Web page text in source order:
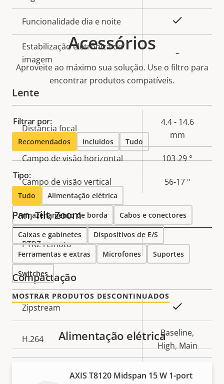
Funcionalidade dia e noite
Estabilização eletrônica de
imagem
–
Lente
Descrição
da
propriedade
propriedade
Distância focal
4.4 - 14.6
mm
Campo de visão horizontal 103-29 °
Campo de visão vertical 56-17 °
Pan, Tilt, Zoom
Descrição
da
propriedade
Valor da
propriedade
PTRZ remoto –
Compactação
Descrição
da
propriedade
Zipstream
H.264
Baseline,
High, Main
Acessórios
Aproveite ao máximo sua solução. Use o filtro para
encontrar produtos compatíveis.
Filtrar por:
Recomendados Incluídos Tudo
Tipo:
Tudo Alimentação elétrica
Armazenamento de borda Cabos e conectores
Caixas e gabinetes Dispositivos de E/S
Ferramentas e extras Microfones Suportes
Switches
MOSTRAR PRODUTOS DESCONTINUADOS
Alimentação elétrica
AXIS T8120 Midspan 15 W 1-port